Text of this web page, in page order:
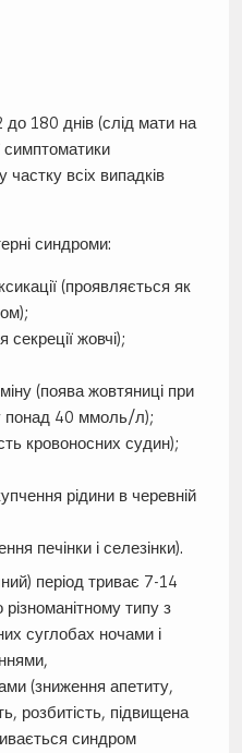
до 180 днів (слід мати на
симптоматики
всіх випадків
синдроми:
(проявляється як
жовчі);
(поява жовтяниці при
понад 40 ммоль/л);
кровоносних судин);
рідини в черевній
печінки і селезінки).
період триває 7-14
типу з
суглобах ночами і
(зниження апетиту,
розбитість, підвищена
синдром